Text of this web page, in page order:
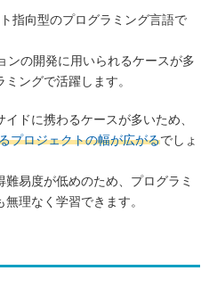
指向型のプログラミング言語で
ンの開発に用いられるケースが多
ングで活躍します。
ドに携わるケースが多いため、
プロジェクトの幅が広がるでしょ
易度が低めのため、プログラミ
理なく学習できます。